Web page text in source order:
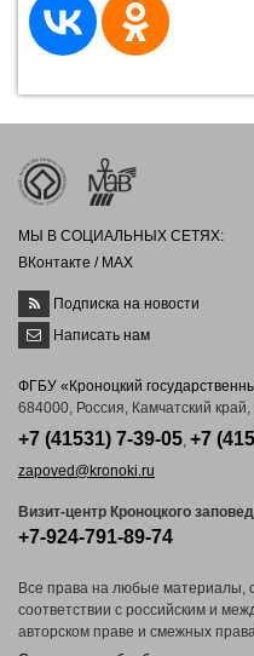
МЫ В СОЦИАЛЬНЫХ СЕТЯХ:
ВКонтакте / MAX
Подписка на новости
Написать нам
ФГБУ «Кроноцкий
684000, Россия, Камчатский
+7 (41531) 7-39-05, +7
zapoved@kronoki.ru
Визит-центр Кроноцкого
+7-924-791-89-74
Все права на любые материалы,
соответствии с российским и
авторском праве и смежных